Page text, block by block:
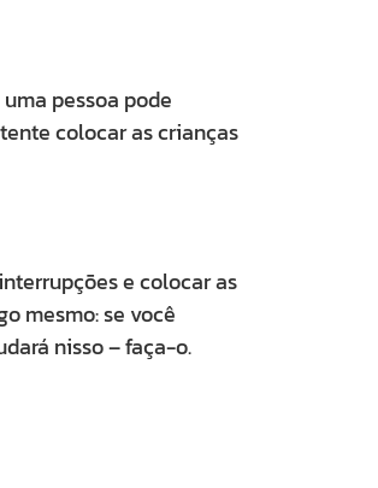
pessoa pode
colocar as crianças
e colocar as
mesmo: se você
nisso – faça-o.